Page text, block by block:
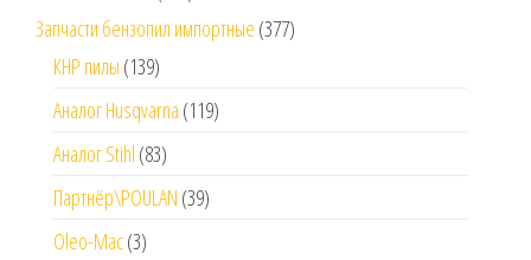
Запчасти бензопил импортные (377)
КНР пилы (139)
Аналог Husqvarna (119)
Аналог Stihl (83)
Партнёр\POULAN (39)
Oleo-Mac(3)